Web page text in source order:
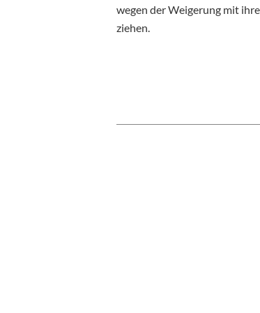
wegen der Weigerung mit
ziehen.